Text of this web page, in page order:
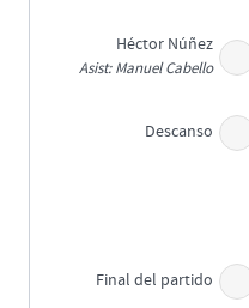
Héctor Núñez
Asist: Manuel Cabello
Descanso
Final del partido